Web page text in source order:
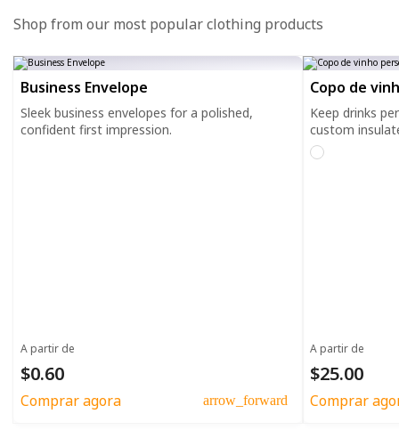
Shop from our most popular clothing products
Business Envelope
Sleek business envelopes for a polished,
confident first impression.
A partir de
$0.60
Comprar agora arrow_forward
Copo de
Keep drinks
custom
A partir de
$25.00
Comprar